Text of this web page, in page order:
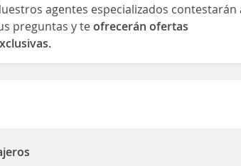
agentes especializados contestarán
preguntas y teofrecerán ofertas